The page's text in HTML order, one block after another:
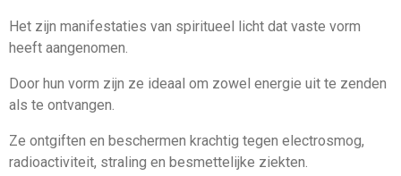
Het zijn manifestaties van spiritueel licht dat vaste vorm
heeft aangenomen.
Door hun vorm zijn ze ideaal om zowel energie uit te zenden
als te ontvangen.
Ze ontgiften en beschermen krachtig tegen electrosmog,
radioactiviteit, straling en besmettelijke ziekten.